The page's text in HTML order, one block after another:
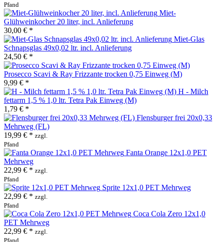
Pfand
Miet-
Glühweinkocher 20 liter, incl. Anlieferung
30,00 € *
Miet-Glas
Schnapsglas 49x0,02 ltr. incl. Anlieferung
24,50 € *
Prosecco Scavi & Ray Frizzante trocken 0,75 Einweg (M)
9,99 € *
H - Milch
fettarm 1,5 % 1,0 ltr. Tetra Pak Einweg (M)
1,79 € *
Flensburger frei 20x0,33
Mehrweg (FL)
19,99 € * zzgl.
Pfand
Fanta Orange 12x1,0 PET
Mehrweg
22,99 € * zzgl.
Pfand
Sprite 12x1,0 PET Mehrweg
22,99 € * zzgl.
Pfand
Coca Cola Zero 12x1,0
PET Mehrweg
22,99 € * zzgl.
Pfand